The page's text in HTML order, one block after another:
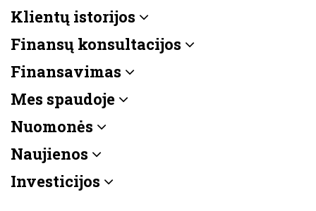
Klientų istorijos
Finansų konsultacijos
Finansavimas
Mes spaudoje
Nuomonės
Naujienos
Investicijos